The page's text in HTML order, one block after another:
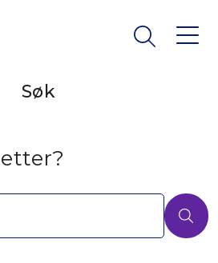
Søk